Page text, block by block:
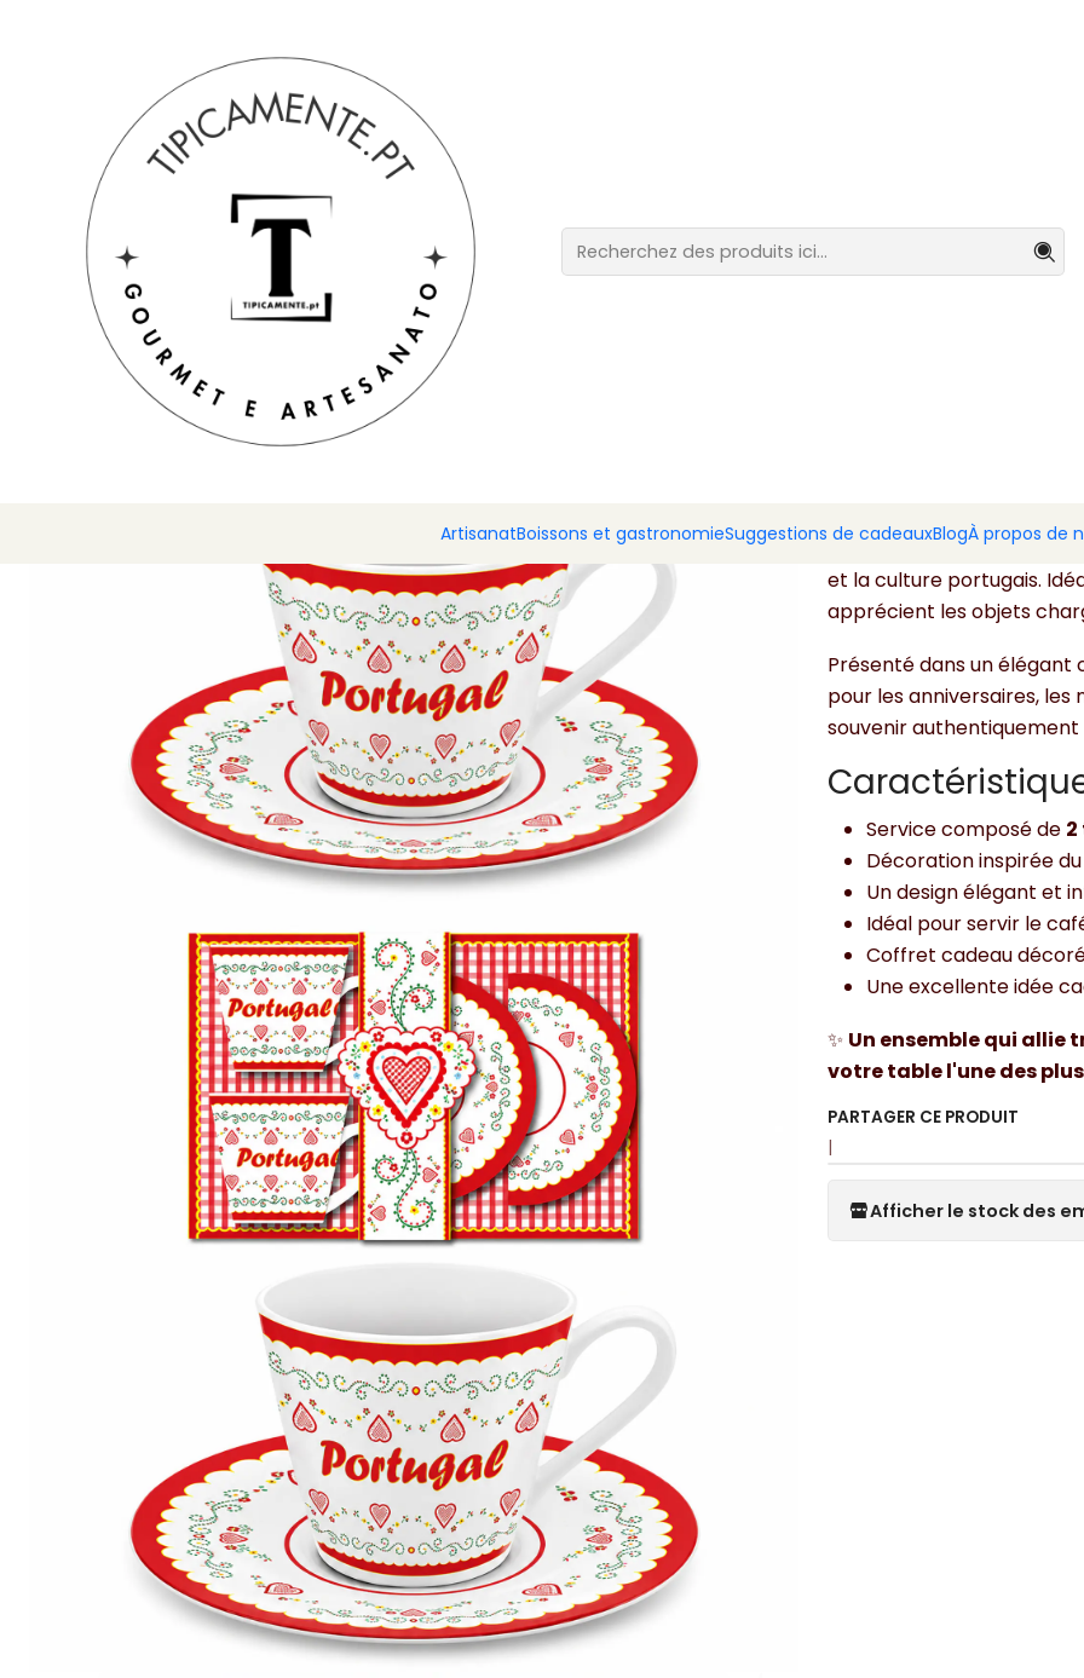
ArtisanatBoissons et gastronomieSuggestions de cadeauxBlogÀ propos de
Suggestions de cadeaux Suggestions de cadeaux
Avec un design délicat
transforme votre pause-
et la culture portugais.
apprécient les objets
Présenté dans un
pour les anniversaires,
souvenir authentiquement
Service composé de
Décoration inspirée
Un design élégant et
Idéal pour servir le
Coffret cadeau
Une excellente idée
✨ Un ensemble qui
votre table l'une des
PARTAGER CE PRODUIT
|
Afficher le stock des